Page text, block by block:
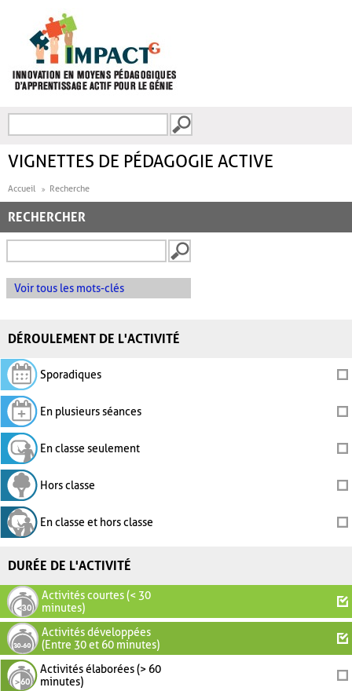
FORMULAIRE DE
VIGNETTES DE PÉDAGOGIE ACTIVE
Accueil Recherche
RECHERCHER
Voir tous les mots-clés
DÉROULEMENT DE L'ACTIVITÉ
Sporadiques
En plusieurs séances
En classe seulement
Hors classe
En classe et hors classe
DURÉE DE L'ACTIVITÉ
Activités courtes (< 30
minutes)
Activités développées
(Entre 30 et 60 minutes)
Activités élaborées (> 60
minutes)